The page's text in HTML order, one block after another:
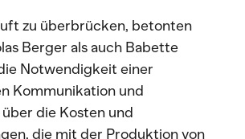
zu überbrücken, betonten
Berger als auch Babette
Notwendigkeit einer
Kommunikation und
die Kosten und
die mit der Produktion von